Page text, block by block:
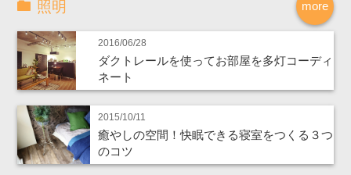
more
照明
2016/06/28
ダクトレールを使ってお部屋を多灯コーディ
ネート
2015/10/11
癒やしの空間！快眠できる寝室をつくる３つ
のコツ